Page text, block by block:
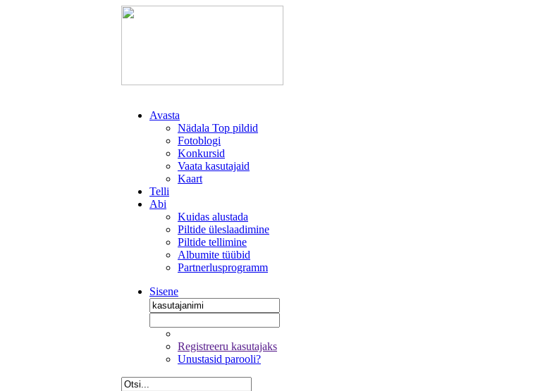
Avasta
Nädala Top pildid
Fotoblogi
Konkursid
Vaata kasutajaid
Kaart
Telli
Abi
Kuidas alustada
Piltide üleslaadimine
Piltide tellimine
Albumite tüübid
Partnerlusprogramm
Sisene
Registreeru kasutajaks
Unustasid parooli?